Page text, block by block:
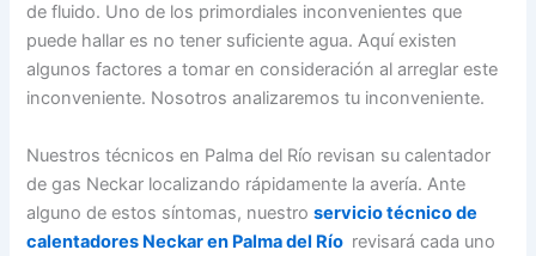
de fluido. Uno de los primordiales inconvenientes que
puede hallar es no tener suficiente agua. Aquí existen
algunos factores a tomar en consideración al arreglar este
inconveniente. Nosotros analizaremos tu inconveniente.
Nuestros técnicos en Palma del Río revisan su calentador
de gas Neckar localizando rápidamente la avería. Ante
alguno de estos síntomas, nuestroservicio técnico de
calentadores Neckar en Palma del Río revisará cada uno